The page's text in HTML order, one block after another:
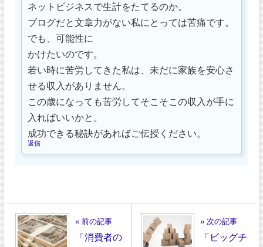
ネットビジネスで生計をたてるのか。
ブログだと文章力がない私にとっては苦痛です。
でも、可能性に
かけたいのです。
若い時に苦労してきた私は、未だに家族を安心さ
せる収入がありません。
この歳になっても苦労してそこそこの収入が手に
入ればいいかと。
成功できる秘訣があればご伝授ください。
返信
« 前の記事
「消費者の
» 次の記事
「ビッグチ